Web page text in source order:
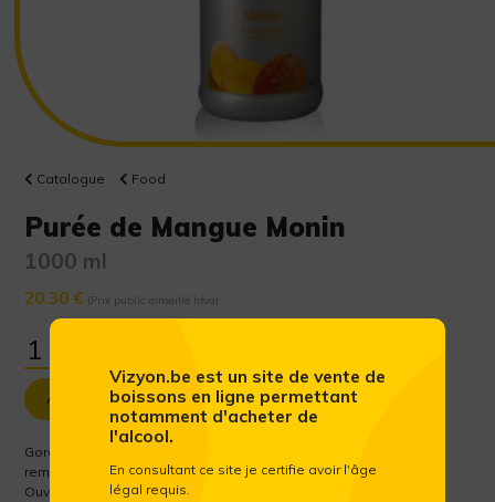
Catalogue Food
Purée de Mangue Monin
1000 ml
20.30 € (Prix public conseillé htva)
Ajouter au panier
Gorgées du soleil des tropiques et d'une saveur incroyable ;
remercions le ciel que les mangues poussent dans les arbres.
Ouvrez-vous à un tout nouvel horizon de saveur authentique en
Vizyon.be est un site de vente de
boissons en ligne permettant
notamment d'acheter de
l'alcool.
En consultant ce site je certifie avoir l'âge
légal requis.